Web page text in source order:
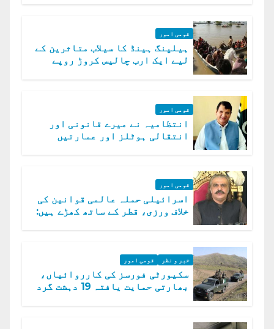
قومی امور
ہیلپنگ ہینڈ کا سیلاب متاثرین کے
لیے ایک ارب چالیس کروڑ روپے
قومی امور
انتظامیہ نے میرے قانونی اور
انتقالی ہوٹلز اور عمارتیں
قومی امور
اسرائیلی حملہ عالمی قوانین کی
خلاف ورزی، قطر کے ساتھ کھڑے ہیں:
خبر و نظر قومی امور
سکیورٹی فورسز کی کارروائیاں،
بھارتی حمایت یافتہ 19 دہشت گرد